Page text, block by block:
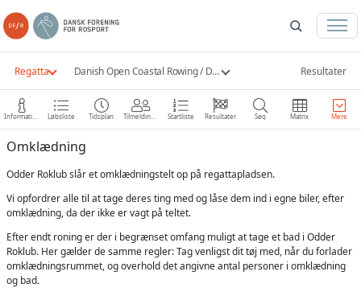
Regatta Danish Open Coastal Rowing / DM Coastal Rowing 2021Resultater
Information Løbsliste Tidsplan Tilmeldinger Startliste Resultater Søg Matrix Mere
Omklædning
Odder Roklub slår et omklædningstelt op på regattapladsen.
Vi opfordrer alle til at tage deres ting med og låse dem ind i egne biler, efter
omklædning, da der ikke er vagt på teltet.
Efter endt roning er der i begrænset omfang muligt at tage et bad i Odder
Roklub. Her gælder de samme regler: Tag venligst dit tøj med, når du forlader
omklædningsrummet, og overhold det angivne antal personer i omklædning
og bad.